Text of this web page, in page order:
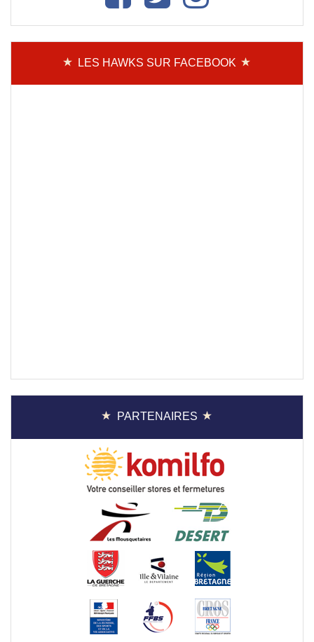
LES HAWKS SUR FACEBOOK
PARTENAIRES